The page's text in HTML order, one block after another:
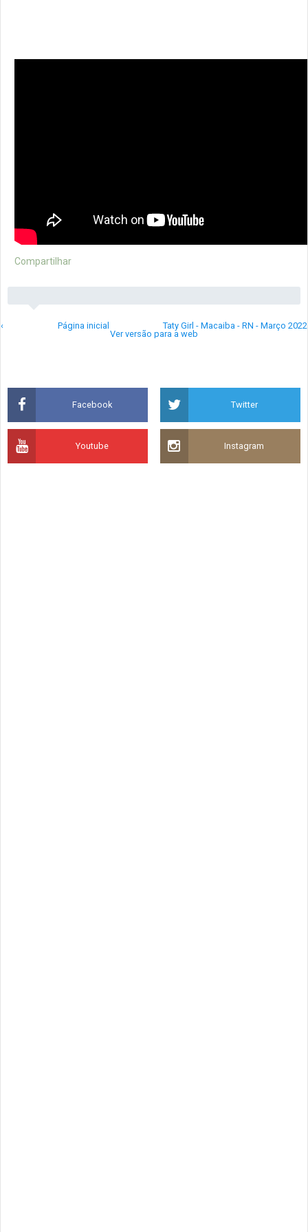
Compartilhar
‹ Taty Girl - Macaiba - RN - Março 2022
Página inicial
Ver versão para a web
Facebook Twitter
Youtube Instagram